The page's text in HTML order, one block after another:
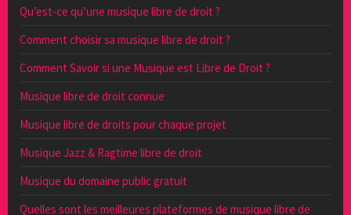
Qu’est-ce qu’une musique libre de droit ?
Comment choisir sa musique libre de droit ?
Comment Savoir si une Musique est Libre de Droit ?
Musique libre de droit connue
Musique libre de droits pour chaque projet
Musique Jazz & Ragtime libre de droit
Musique du domaine public gratuit
Quelles sont les meilleures plateformes de musique libre de